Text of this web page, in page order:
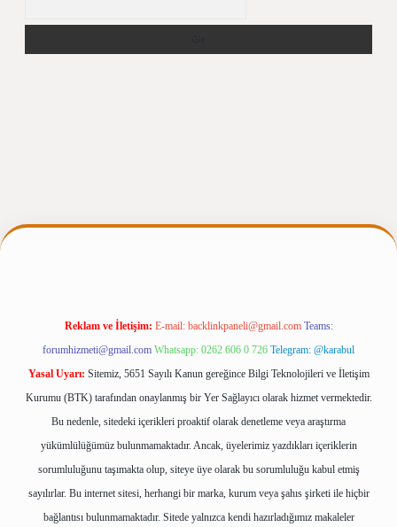
betexpergir.net
Reklam ve İletişim: E-mail: backlinkpaneli@gmail.com Teams:
forumhizmeti@gmail.com Whatsapp: 0262 606 0 726 Telegram: @karabul
Yasal Uyarı: Sitemiz, 5651 Sayılı Kanun gereğince Bilgi Teknolojileri ve İletişim
Kurumu (BTK) tarafından onaylanmış bir Yer Sağlayıcı olarak hizmet vermektedir.
Bu nedenle, sitedeki içerikleri proaktif olarak denetleme veya araştırma
yükümlülüğümüz bulunmamaktadır. Ancak, üyelerimiz yazdıkları içeriklerin
sorumluluğunu taşımakta olup, siteye üye olarak bu sorumluluğu kabul etmiş
sayılırlar. Bu internet sitesi, herhangi bir marka, kurum veya şahıs şirketi ile hiçbir
bağlantısı bulunmamaktadır. Sitede yalnızca kendi hazırladığımız makaleler